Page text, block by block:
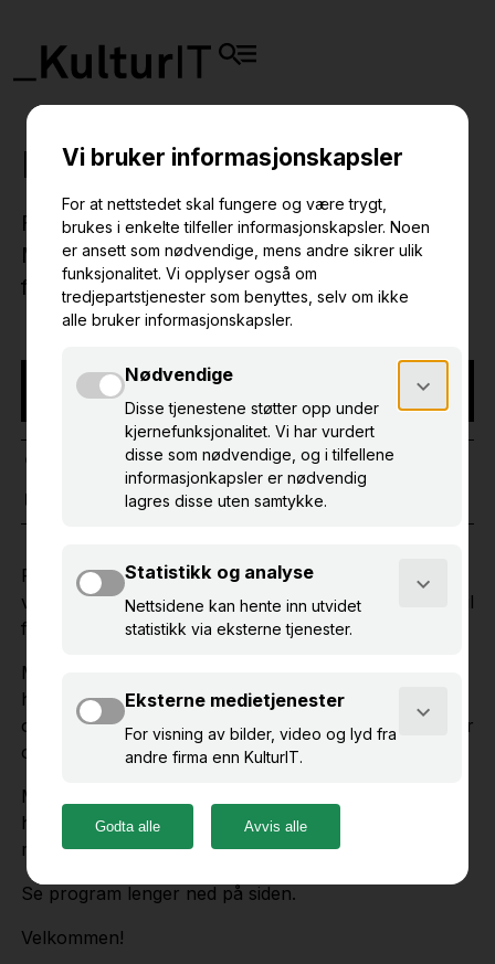
Produktmøte om Minne
Få med deg om nyheter og muligheter om
Minne - løsningen for innsamling, håndtering og
formidling av immateriell kulturarv.
NB! Arrangementet har funnet sted
NETTBASERT MINNE
10. mars 2026
10.00 – 11.30
Folks minner og historier er kulturarv. Samlet gir de
verdifulle perspektiver til vår felles hukommelse, og til
forskning.
Minne er den felles plattformen for innsamling og
håndtering av immateriell kulturarv. Her kan museer
og kulturarvsinstitusjoner opprette minneinnsamlinger
og invitere folk til å fortelle sine historier.
Meld deg produktmøtet hvis du bruker Minne, eller
hvis du jobber ved en kulturarvsinstitusjon og vil vite
mer! Det er åpent for å stille spørsmål i møtet.
Se program lenger ned på siden.
Velkommen!